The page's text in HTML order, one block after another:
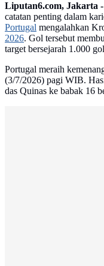
Liputan6.com, Jakarta -
catatan penting dalam
Portugal mengalahkan
2026. Gol tersebut
target bersejarah 1.000
Portugal meraih
(3/7/2026) pagi WIB.
das Quinas ke babak 16